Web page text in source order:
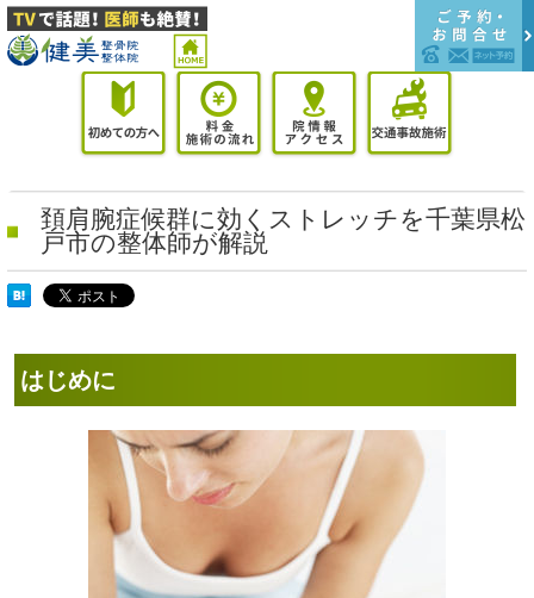
頚肩腕症候群に効くストレッチを千葉県松
戸市の整体師が解説
はじめに